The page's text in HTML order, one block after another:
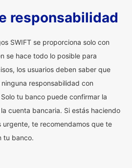
responsabilidad
SWIFT se proporciona solo con
se hace todo lo posible para
los usuarios deben saber que
responsabilidad con
tu banco puede confirmar la
cuenta bancaria. Si estás haciendo
te recomendamos que te
tu banco.